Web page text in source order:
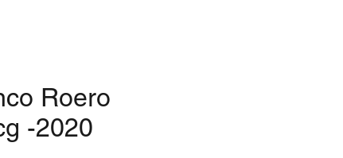
Roero
-2020